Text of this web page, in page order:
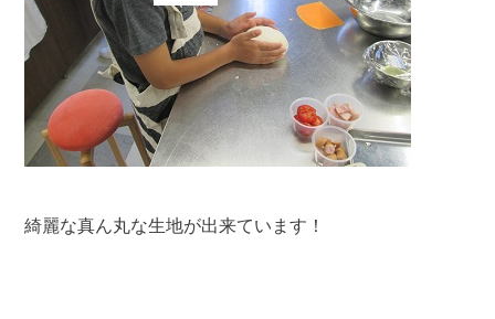
綺麗な真ん丸な生地が出来ています！